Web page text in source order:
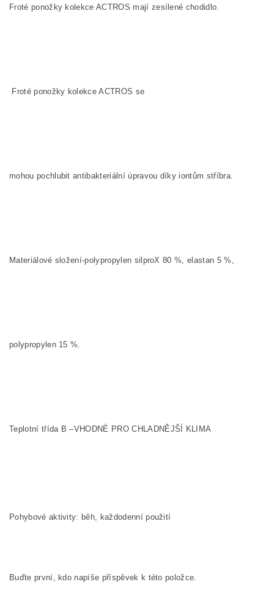
Froté ponožky kolekce ACTROS mají zesílené chodidlo.
Froté ponožky kolekceACTROS se
mohou pochlubit antibakteriální úpravou díky iontům stříbra.
Materiálové složení-polypropylen silproX 80 %, elastan 5 %,
polypropylen 15 %.
Teplotní třída B –VHODNÉ PRO CHLADNĚJŠÍ KLIMA
Pohybové aktivity: běh, každodenní použití
Buďte první, kdo napíše příspěvek k této položce.